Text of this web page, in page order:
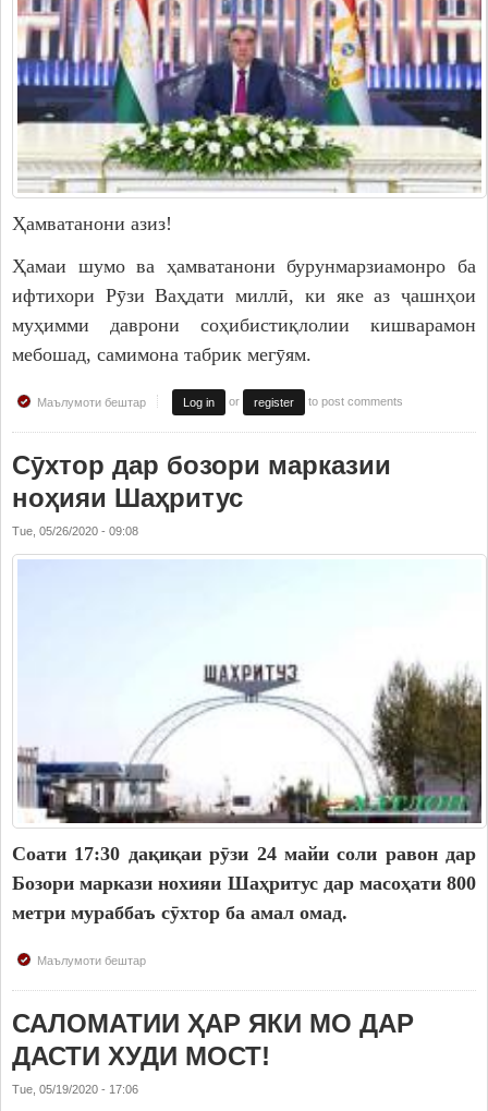
Муовинони раиси ноҳия
Сохтор
Шаҳрак ва Деҳот
Таърихи ноҳияи Носири Хусрав
Воҳидҳои сохтории мақомоти иҷроия
Иқтисодиёт
МАҚОМОТИ НАМОЯНДАГӢ
Маҷлиси вакилони халқ
САНАДҲОИ МЕЪЁРӢ-ҲУҚУҚӢ
Қарорҳои раиси ноҳия
Ҳамватанони азиз!
Ҳамаи шумо ва ҳамватанони бурунмарзиамонро ба
ифтихори Рӯзи Ваҳдати миллӣ, ки яке аз ҷашнҳои
муҳимми даврони соҳибистиқлолии кишварамон
мебошад, самимона табрик мегӯям.
Маълумоти бештар Log in or register to post comments
Сӯхтор дар бозори марказии
ноҳияи Шаҳритус
Tue, 05/26/2020 - 09:08
Соати 17:30 дақиқаи рӯзи 24 майи соли равон дар
Бозори маркази нохияи Шаҳритус дар масоҳати 800
метри мураббаъ сӯхтор ба амал омад.
Маълумоти бештар
САЛОМАТИИ ҲАР ЯКИ МО ДАР
ДАСТИ ХУДИ МОСТ!
Tue, 05/19/2020 - 17:06